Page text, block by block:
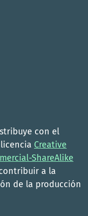
con el
Creative
ShareAlike
a la
de la producción